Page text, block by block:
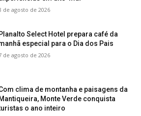
de agosto de 2026
Planalto Select Hotel prepara café da
especial para o Dia dos Pais
de agosto de 2026
clima de montanha e paisagens da
Mantiqueira, Monte Verde conquista
o ano inteiro